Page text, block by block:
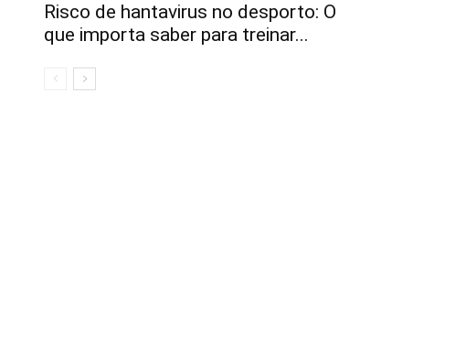
Risco de hantavirus no desporto: O
que importa saber para treinar...